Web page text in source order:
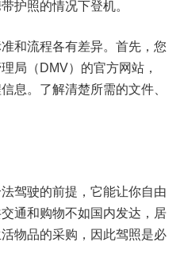
护照的情况下登机。
和流程各有差异。首先，您
局（DMV）的官方网站，
息。了解清楚所需的文件、
驾驶的前提，它能让你自由
通和购物不如国内发达，居
物品的采购，因此驾照是必